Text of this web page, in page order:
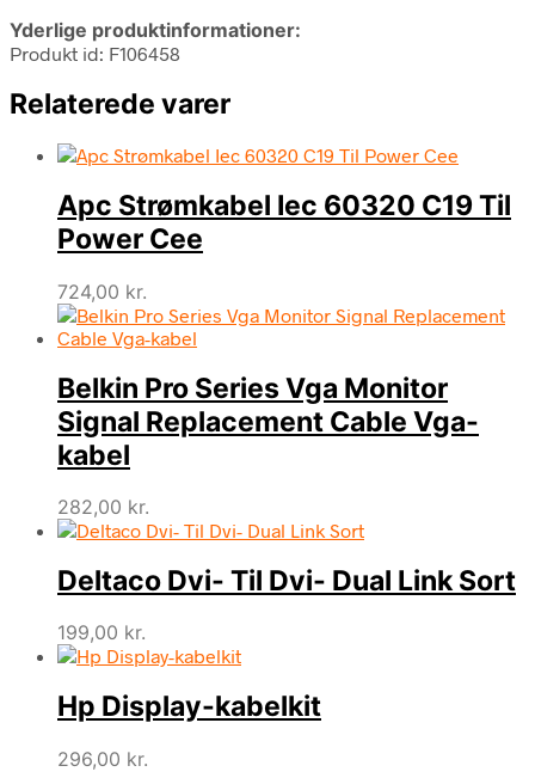
Yderlige produktinformationer:
Produkt id: F106458
Relaterede varer
Apc Strømkabel Iec 60320 C19 Til
Power Cee
724,00 kr.
Belkin Pro Series Vga Monitor
Signal Replacement Cable Vga-
kabel
282,00 kr.
Deltaco Dvi- Til Dvi- Dual Link Sort
199,00 kr.
Hp Display-kabelkit
296,00 kr.